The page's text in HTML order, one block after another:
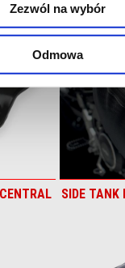
Zezwól na wybór
Odmowa
SIDE TANK